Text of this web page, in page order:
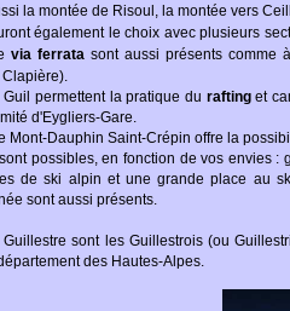
la montée de Risoul, la montée vers
également le choix avec plusieurs
via ferrata sont aussi présents comme à
permettent la pratique du raftinget
d'Eygliers-Gare.
Mont-Dauphin Saint-Crépin offre la
possibles, en fonction de vos envies
de ski alpin et une grande place au
sont aussi présents.
sont les Guillestrois (ou
des Hautes-Alpes.